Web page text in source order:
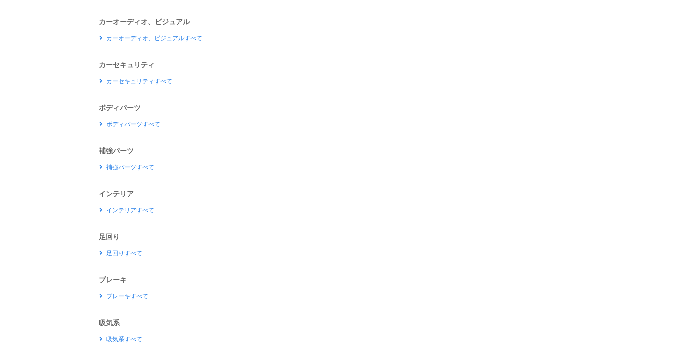
カーオーディオ、ビジュアル
カーオーディオ、ビジュアルすべて
カーセキュリティ
カーセキュリティすべて
ボディパーツ
ボディパーツすべて
補強パーツ
補強パーツすべて
インテリア
インテリアすべて
足回り
足回りすべて
ブレーキ
ブレーキすべて
吸気系
吸気系すべて